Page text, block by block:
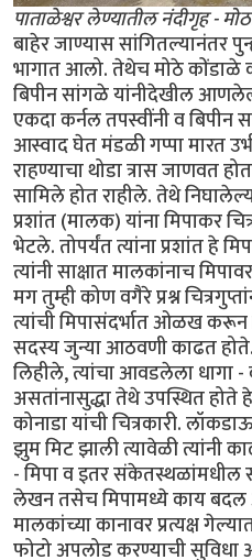
पाताळेश्वर लेण्यातील नंदीगृह -
बाहेर जाण्यास सांगितल्यानंतर
भागात आलो. तेथेच मोठे कोंडाळे
बिपीन सांगळे यांनीदेखील
एकदा कर्नल तपस्वींनी व
आस्वाद घेत मंडळी गप्पा मारत
राहण्याचा थोडा त्रास जाणवत
सामिले होत राहीले. तेथे
प्रशांत (मालक) यांना मिपाकर
भेटले. तोपर्यंत त्यांना प्रशांत हे
त्यांनी साक्षात मालकांनाच
मग तुम्ही कोण वगैरे प्रश्न
त्यांची मिपासंदर्भात ओळख
सदस्य जुन्या आठवणी काढत
लिहीले, त्यांचा आवडलेला धागा
असतांनासुद्धा तेथे उपस्थित
कोनाडा यांची चित्रकारी.
झुम मिट झाली त्यावेळी त्यांनी
- मिपा व इतर
लेखन तसेच मिपामध्ये काय बदल
मालकांच्या कानावर प्रत्यक्ष
फोटो अपलोड करण्याची